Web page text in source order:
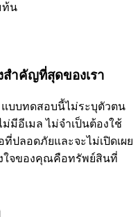
ท้น
ำคัญที่สุดของเรา
แบบทดสอบนี้ไม่ระบุตัวตน
มีอีเมล ไม่จำเป็นต้องใช้
ปลอดภัยและจะไม่เปิดเผย
ใจของคุณคือทรัพย์สินที่